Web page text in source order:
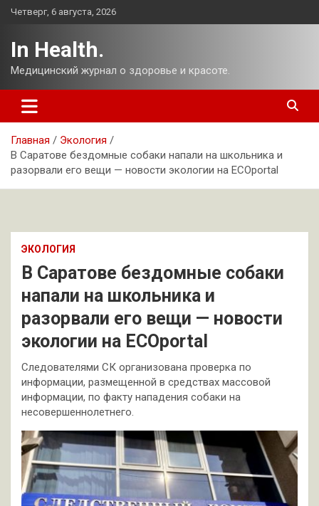
Перейти
Четверг, 6 августа, 2026
In Health.
Медицинский журнал о здоровье и красоте.
Главная
Экология
В Саратове бездомные собаки напали на школьника и
разорвали его вещи — новости экологии на ECOportal
ЭКОЛОГИЯ
В Саратове бездомные собаки
напали на школьника и
разорвали его вещи — новости
экологии на ECOportal
Следователями СК организована проверка по
информации, размещенной в средствах массовой
информации, по факту нападения собаки на
несовершеннолетнего.